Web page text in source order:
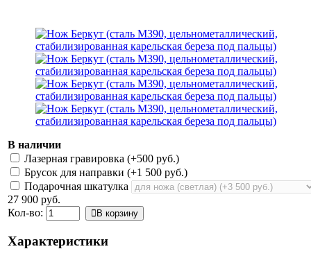
В наличии
Лазерная гравировка (+500 руб.)
Брусок для направки (+1 500 руб.)
Подарочная шкатулка
27 900 руб.
Кол-во:
В корзину
Характеристики